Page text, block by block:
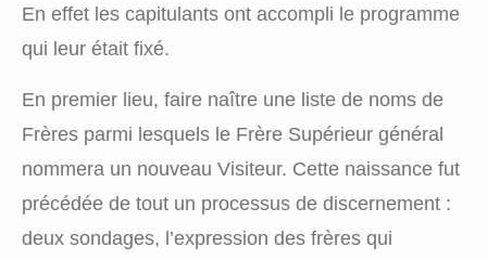
En effet les capitulants ont accompli le programme
qui leur était fixé.
En premier lieu, faire naître une liste de noms de
Frères parmi lesquels le Frère Supérieur général
nommera un nouveau Visiteur. Cette naissance fut
précédée de tout un processus de discernement :
deux sondages, l’expression des frères qui